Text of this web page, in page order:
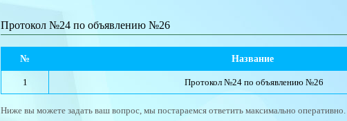
Протокол №24 по объявлению №26
№ Название
1 Протокол №24 по объявлению №26
Ниже вы можете задать ваш вопрос, мы постараемся ответить максимально оперативно.